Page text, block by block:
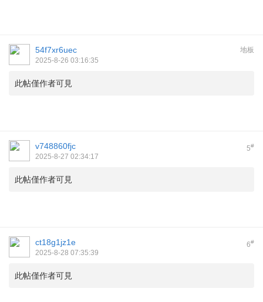
地板
54f7xr6uec
2025-8-26 03:16:35
此帖僅作者可見
5#
v748860fjc
2025-8-27 02:34:17
此帖僅作者可見
6#
ct18g1jz1e
2025-8-28 07:35:39
此帖僅作者可見